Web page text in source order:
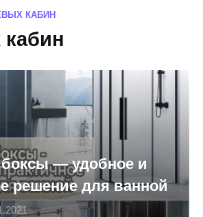
КАБИН
— удобное и
решение для ванной